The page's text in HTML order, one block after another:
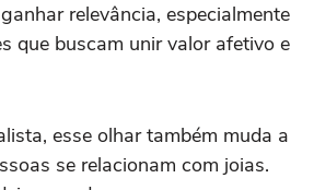
relevância, especialmente
que buscam unir valor afetivo e
esse olhar também muda a
se relacionam com joias.